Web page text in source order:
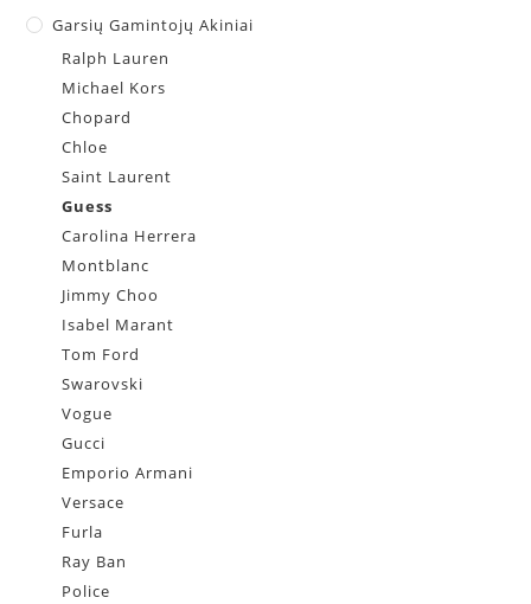
Garsių Gamintojų Akiniai
Ralph Lauren
Michael Kors
Chopard
Chloe
Saint Laurent
Guess
Carolina Herrera
Montblanc
Jimmy Choo
Isabel Marant
Tom Ford
Swarovski
Vogue
Gucci
Emporio Armani
Versace
Furla
Ray Ban
Police